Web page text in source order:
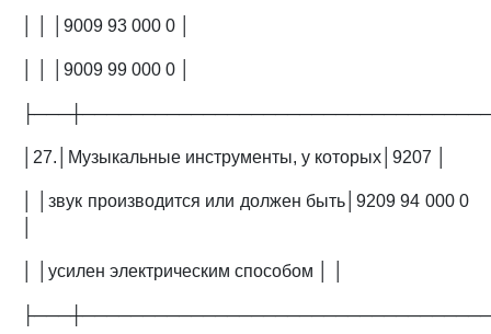
│ │ │9009 93 000 0 │
│ │ │9009 99 000 0 │
│27.│Музыкальные инструменты, у которых│9207 │
│ │звук производится или должен быть│9209 94 000 0
│ │усилен электрическим способом │ │